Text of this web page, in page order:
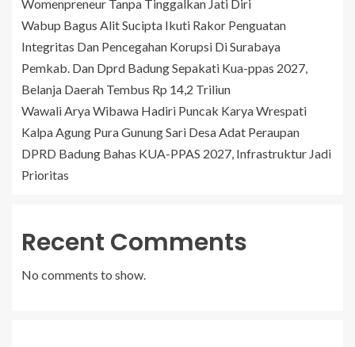
Womenpreneur Tanpa Tinggalkan Jati Diri
Wabup Bagus Alit Sucipta Ikuti Rakor Penguatan
Integritas Dan Pencegahan Korupsi Di Surabaya
Pemkab. Dan Dprd Badung Sepakati Kua-ppas 2027,
Belanja Daerah Tembus Rp 14,2 Triliun
Wawali Arya Wibawa Hadiri Puncak Karya Wrespati
Kalpa Agung Pura Gunung Sari Desa Adat Peraupan
DPRD Badung Bahas KUA-PPAS 2027, Infrastruktur Jadi
Prioritas
Recent Comments
No comments to show.